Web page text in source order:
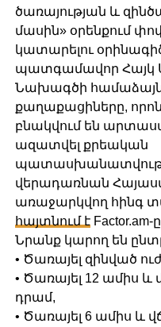
ծառայության և
մասին» օրենքում
կատարելու
պատգամավոր Հայկ
Նախագծի
քաղաքացիները,
բնակվում են
ազատվել քրեական
վերադառնան
առաջարկվող հինգ
հայտնում էFactor.am-
Նրանք կարող են
• Ծառայել զինված
• Ծառայել 12 ամիս և
դրամ,
• Ծառայել 6 ամիս և